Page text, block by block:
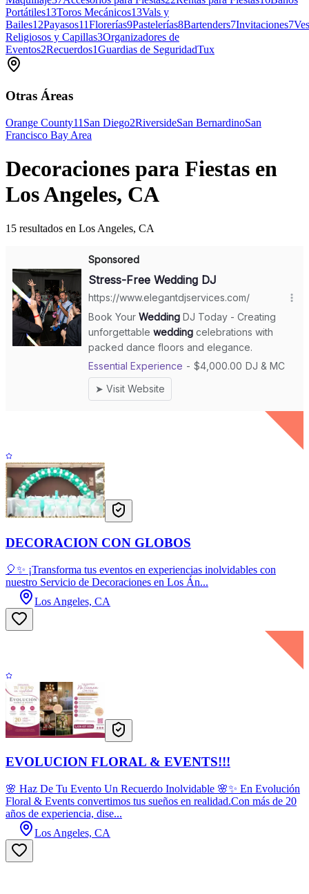
Portátiles13Toros Mecánicos13Vals y
Bailes12Payasos11Florerías9Pastelerías8Bartenders7Invitaciones7
Religiosos y Capillas3Organizadores de
Eventos2Recuerdos1Guardias de SeguridadTux
Otras Áreas
Orange County11 San Diego2RiversideSan BernardinoSan
Francisco Bay Area
Decoraciones para Fiestas en
Los Angeles, CA
15 resultados en Los Angeles, CA
DECORACION CON GLOBOS
🎈✨ ¡Transforma tus eventos en experiencias inolvidables con
nuestro Servicio de Decoraciones en Los Án...
Los Angeles, CA
EVOLUCION FLORAL & EVENTS!!!
🌸 Haz De Tu Evento Un Recuerdo Inolvidable 🌸✨ En Evolución
Floral & Events convertimos tus sueños en realidad.Con más de 20
años de experiencia, dise...
Los Angeles, CA